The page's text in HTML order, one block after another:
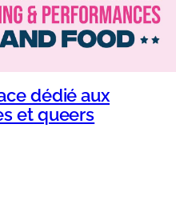
dédié aux
et queers